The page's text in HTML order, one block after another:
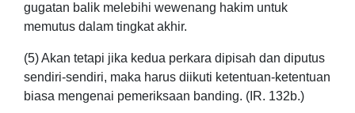
gugatan balik melebihi wewenang hakim untuk
memutus dalam tingkat akhir.
(5) Akan tetapi jika kedua perkara dipisah dan diputus
sendiri-sendiri, maka harus diikuti ketentuan-ketentuan
biasa mengenai pemeriksaan banding. (IR. 132b.)